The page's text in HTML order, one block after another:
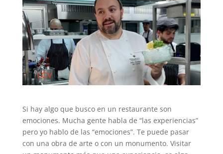
Si hay algo que busco en un restaurante son
emociones. Mucha gente habla de “las experiencias”
pero yo hablo de las “emociones”. Te puede pasar
con una obra de arte o con un monumento. Visitar